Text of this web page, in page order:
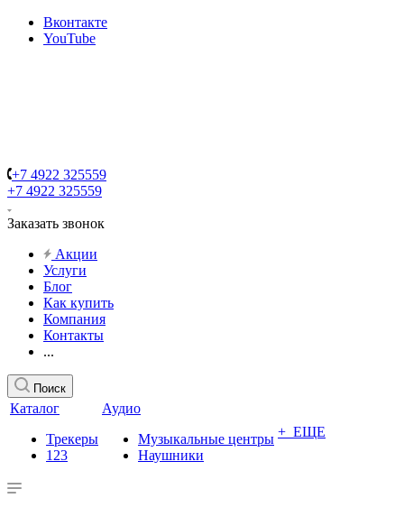
Вконтакте
YouTube
+7 4922 325559
+7 4922 325559
Заказать звонок
Акции
Услуги
Блог
Как купить
Компания
Контакты
...
Поиск
Каталог
Трекеры
123
Аудио
Музыкальные центры
Наушники
+ ЕЩЕ